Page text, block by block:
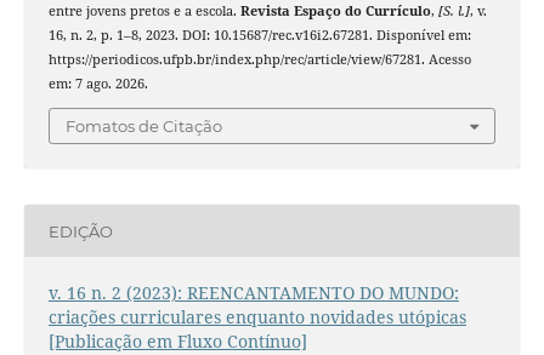
entre jovens pretos e a escola. Revista Espaço do Currículo, [S. l.], v.
16, n. 2, p. 1–8, 2023. DOI: 10.15687/rec.v16i2.67281. Disponível em:
https://periodicos.ufpb.br/index.php/rec/article/view/67281. Acesso
em: 7 ago. 2026.
Fomatos de Citação
EDIÇÃO
v. 16 n. 2 (2023): REENCANTAMENTO DO MUNDO:
criações curriculares enquanto novidades utópicas
[Publicação em Fluxo Contínuo]